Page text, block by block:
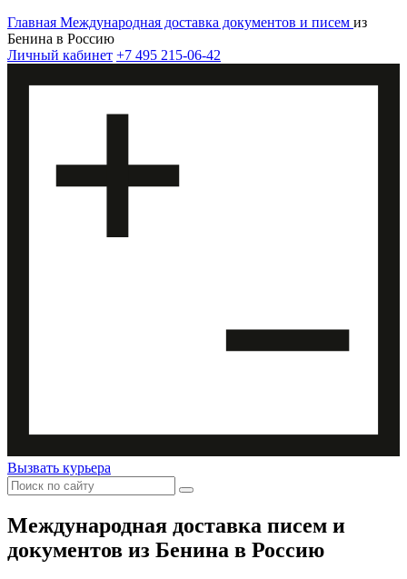
Главная Международная доставка документов и писем из
Бенина в Россию
Личный кабинет +7 495 215-06-42
Вызвать курьера
Международная доставка писем и
документов из Бенина в Россию